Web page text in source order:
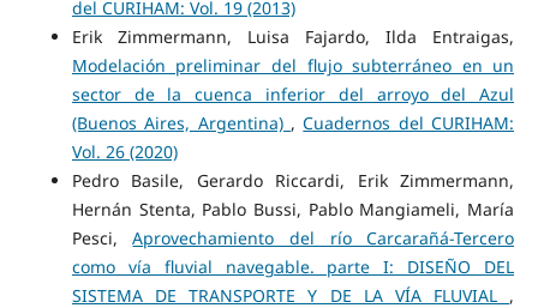
del CURIHAM: Vol. 19 (2013)
Erik Zimmermann, Luisa Fajardo, Ilda Entraigas,
Modelación preliminar del flujo subterráneo en un
sector de la cuenca inferior del arroyo del Azul
(Buenos Aires, Argentina) ,Cuadernos del CURIHAM:
Vol. 26 (2020)
Pedro Basile, Gerardo Riccardi, Erik Zimmermann,
Hernán Stenta, Pablo Bussi, Pablo Mangiameli, María
Pesci,Aprovechamiento del río Carcarañá-Tercero
como vía fluvial navegable. parte I: DISEÑO DEL
SISTEMA DE TRANSPORTE Y DE LA VÍA FLUVIAL ,